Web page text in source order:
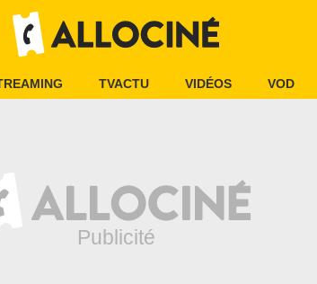
TVACTU VIDÉOS VOD